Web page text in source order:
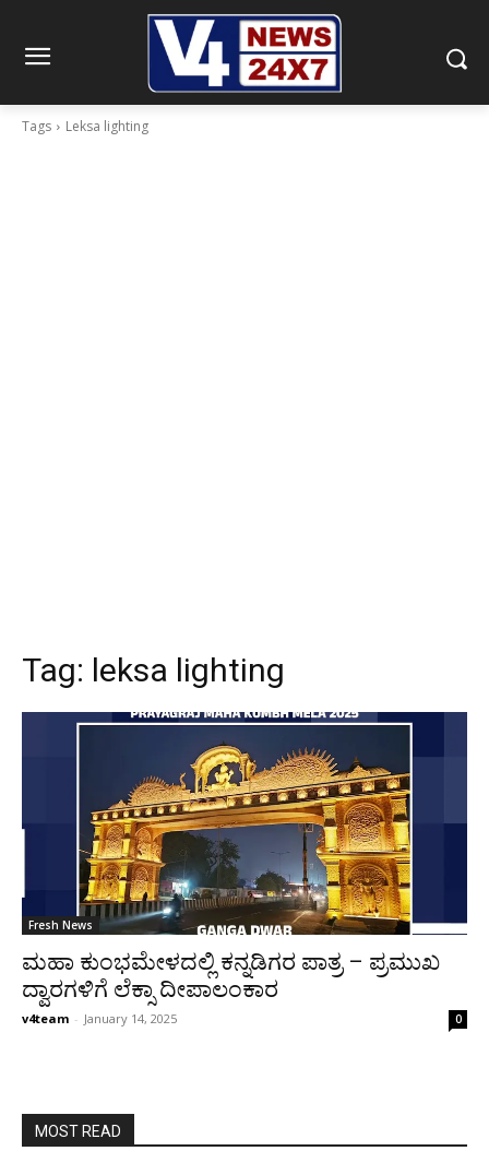
Tags Leksa lighting
Tag: leksa lighting
Fresh News
ಮಹಾ ಕುಂಭಮೇಳದಲ್ಲಿ ಕನ್ನಡಿಗರ ಪಾತ್ರ – ಪ್ರಮುಖ
ದ್ವಾರಗಳಿಗೆ ಲೆಕ್ಸಾ ದೀಪಾಲಂಕಾರ
v4team - January 14, 2025 0
MOST READ